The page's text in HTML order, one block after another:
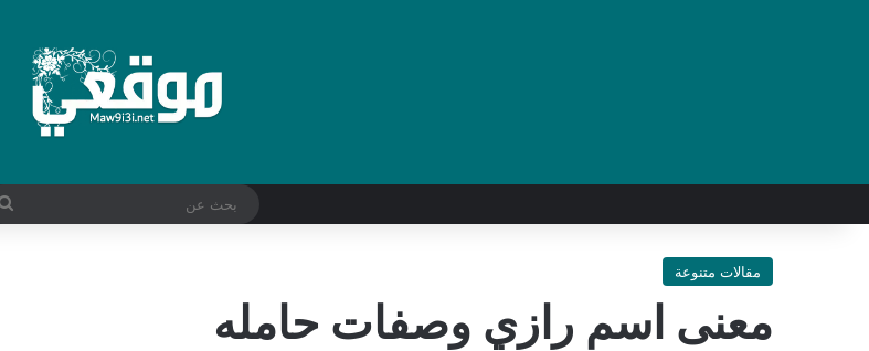
مقالات متنوعة
معنى اسم رازي وصفات حامله